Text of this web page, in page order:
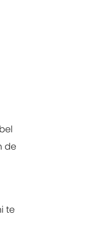
de
te